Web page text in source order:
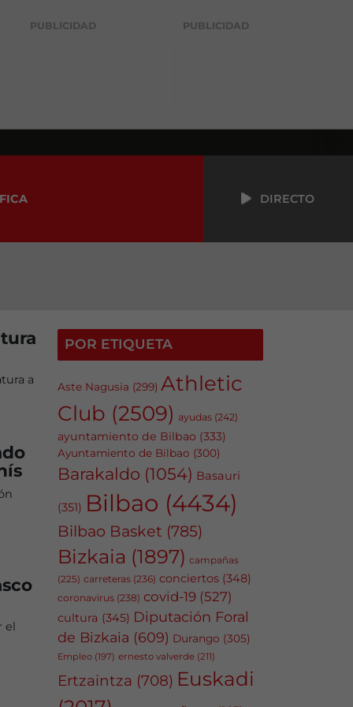
PUBLICIDAD PUBLICIDAD
DIRECTO
a
el
POR ETIQUETA
Aste Nagusia (299) Athletic
Club (2509) ayudas (242)
ayuntamiento de Bilbao (333)
Ayuntamiento de Bilbao (300)
Barakaldo (1054) Basauri
(351) Bilbao (4434)
Bilbao Basket (785)
Bizkaia (1897) campañas
(225) carreteras (236) conciertos (348)
coronavirus (238) covid-19 (527)
cultura (345) Diputación Foral
de Bizkaia (609) Durango (305)
Empleo (197) ernesto valverde (211)
Ertzaintza (708) Euskadi